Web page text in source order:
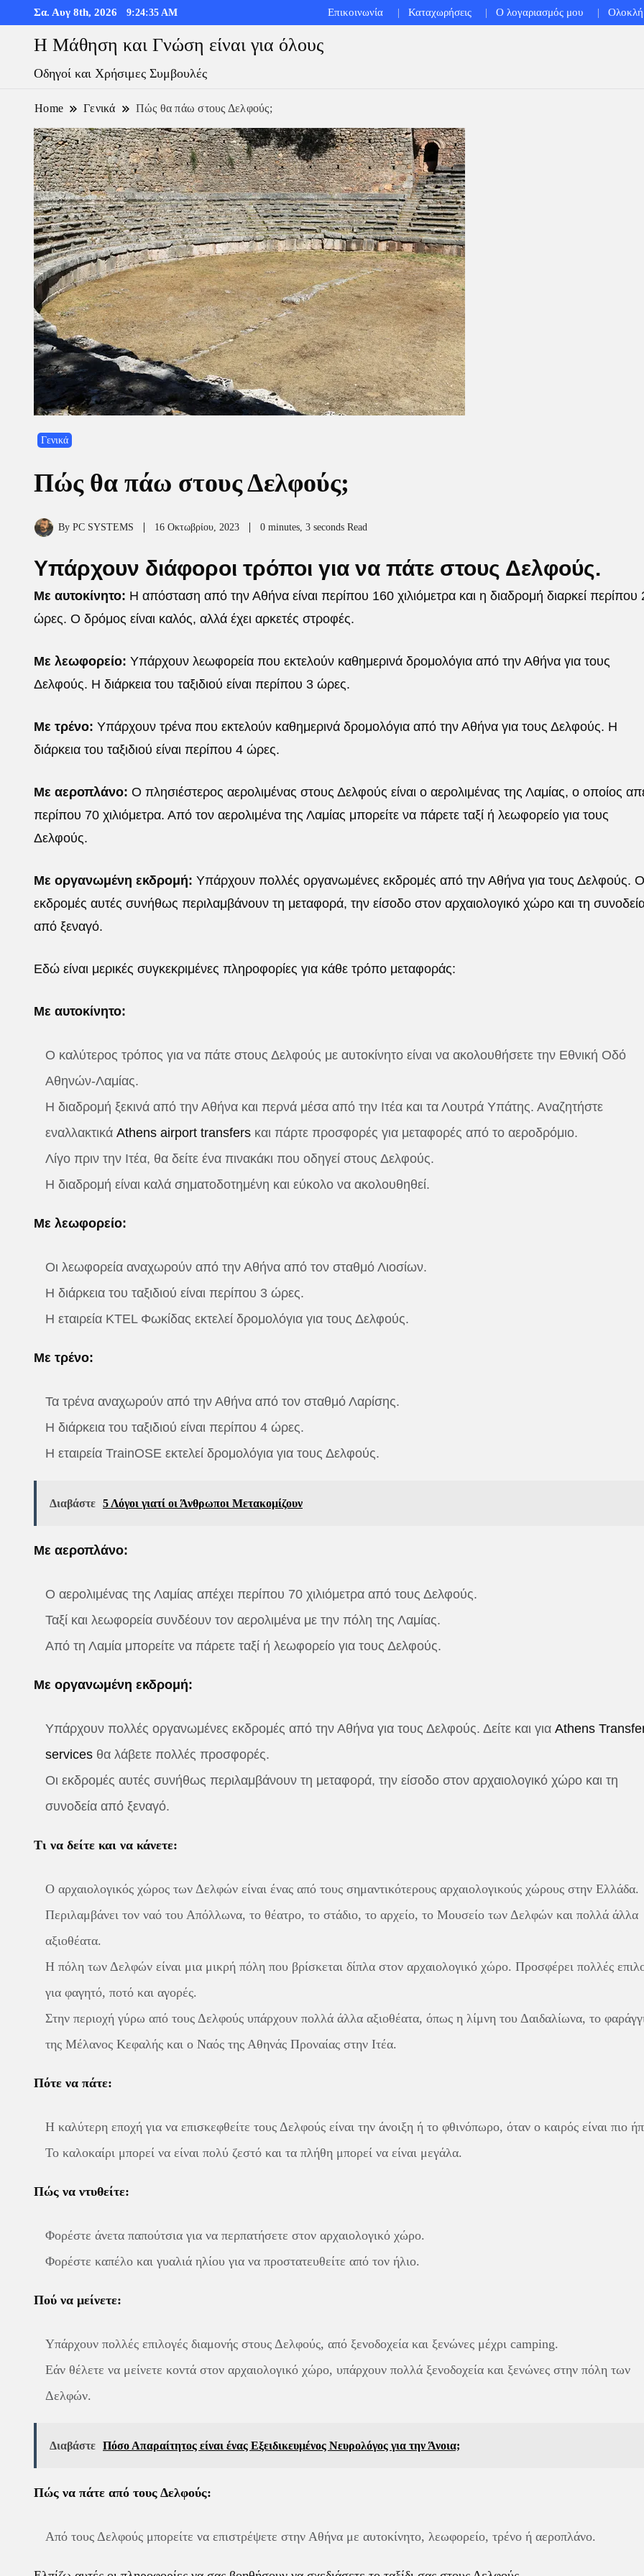
Σα. Αυγ 8th, 2026 9:24:36 AM Επικοινωνία Καταχωρήσεις Ο λογαριασμός μου
Η Μάθηση και Γνώση είναι για όλους
Οδηγοί και Χρήσιμες Συμβουλές
Home Γενικά Πώς θα πάω στους Δελφούς;
Γενικά
Πώς θα πάω στους Δελφούς;
By PC SYSTEMS 16 Οκτωβρίου, 2023 0 minutes, 3 seconds Read
Υπάρχουν διάφοροι τρόποι για να πάτε στους Δελφούς.
Με αυτοκίνητο: Η απόσταση από την Αθήνα είναι περίπου 160 χιλιόμετρα και η διαδρομή διαρκεί περίπου
ώρες. Ο δρόμος είναι καλός, αλλά έχει αρκετές στροφές.
Με λεωφορείο: Υπάρχουν λεωφορεία που εκτελούν καθημερινά δρομολόγια από την Αθήνα για τους
Δελφούς. Η διάρκεια του ταξιδιού είναι περίπου 3 ώρες.
Με τρένο: Υπάρχουν τρένα που εκτελούν καθημερινά δρομολόγια από την Αθήνα για τους Δελφούς. Η
διάρκεια του ταξιδιού είναι περίπου 4 ώρες.
Με αεροπλάνο: Ο πλησιέστερος αερολιμένας στους Δελφούς είναι ο αερολιμένας της Λαμίας, ο οποίος
περίπου 70 χιλιόμετρα. Από τον αερολιμένα της Λαμίας μπορείτε να πάρετε ταξί ή λεωφορείο για τους
Δελφούς.
Με οργανωμένη εκδρομή: Υπάρχουν πολλές οργανωμένες εκδρομές από την Αθήνα για τους Δελφούς.
εκδρομές αυτές συνήθως περιλαμβάνουν τη μεταφορά, την είσοδο στον αρχαιολογικό χώρο και τη
από ξεναγό.
Εδώ είναι μερικές συγκεκριμένες πληροφορίες για κάθε τρόπο μεταφοράς:
Με αυτοκίνητο:
Ο καλύτερος τρόπος για να πάτε στους Δελφούς με αυτοκίνητο είναι να ακολουθήσετε την Εθνική Οδό
Αθηνών-Λαμίας.
Η διαδρομή ξεκινά από την Αθήνα και περνά μέσα από την Ιτέα και τα Λουτρά Υπάτης. Αναζητήστε
εναλλακτικά Athens airport transfers και πάρτε προσφορές για μεταφορές από το αεροδρόμιο.
Λίγο πριν την Ιτέα, θα δείτε ένα πινακάκι που οδηγεί στους Δελφούς.
Η διαδρομή είναι καλά σηματοδοτημένη και εύκολο να ακολουθηθεί.
Με λεωφορείο:
Οι λεωφορεία αναχωρούν από την Αθήνα από τον σταθμό Λιοσίων.
Η διάρκεια του ταξιδιού είναι περίπου 3 ώρες.
Η εταιρεία KTEL Φωκίδας εκτελεί δρομολόγια για τους Δελφούς.
Με τρένο:
Τα τρένα αναχωρούν από την Αθήνα από τον σταθμό Λαρίσης.
Η διάρκεια του ταξιδιού είναι περίπου 4 ώρες.
Η εταιρεία TrainOSE εκτελεί δρομολόγια για τους Δελφούς.
Διαβάστε 5 Λόγοι γιατί οι Άνθρωποι Μετακομίζουν
Με αεροπλάνο:
Ο αερολιμένας της Λαμίας απέχει περίπου 70 χιλιόμετρα από τους Δελφούς.
Ταξί και λεωφορεία συνδέουν τον αερολιμένα με την πόλη της Λαμίας.
Από τη Λαμία μπορείτε να πάρετε ταξί ή λεωφορείο για τους Δελφούς.
Με οργανωμένη εκδρομή:
Υπάρχουν πολλές οργανωμένες εκδρομές από την Αθήνα για τους Δελφούς. Δείτε και για Athens
services θα λάβετε πολλές προσφορές.
Οι εκδρομές αυτές συνήθως περιλαμβάνουν τη μεταφορά, την είσοδο στον αρχαιολογικό χώρο και τη
συνοδεία από ξεναγό.
Τι να δείτε και να κάνετε:
Ο αρχαιολογικός χώρος των Δελφών είναι ένας από τους σημαντικότερους αρχαιολογικούς χώρους στην Ελλάδα.
Περιλαμβάνει τον ναό του Απόλλωνα, το θέατρο, το στάδιο, το αρχείο, το Μουσείο των Δελφών και πολλά άλλα
αξιοθέατα.
Η πόλη των Δελφών είναι μια μικρή πόλη που βρίσκεται δίπλα στον αρχαιολογικό χώρο. Προσφέρει πολλές
για φαγητό, ποτό και αγορές.
Στην περιοχή γύρω από τους Δελφούς υπάρχουν πολλά άλλα αξιοθέατα, όπως η λίμνη του Δαιδαλίωνα, το
της Μέλανος Κεφαλής και ο Ναός της Αθηνάς Προναίας στην Ιτέα.
Πότε να πάτε:
Η καλύτερη εποχή για να επισκεφθείτε τους Δελφούς είναι την άνοιξη ή το φθινόπωρο, όταν ο καιρός είναι πιο
Το καλοκαίρι μπορεί να είναι πολύ ζεστό και τα πλήθη μπορεί να είναι μεγάλα.
Πώς να ντυθείτε:
Φορέστε άνετα παπούτσια για να περπατήσετε στον αρχαιολογικό χώρο.
Φορέστε καπέλο και γυαλιά ηλίου για να προστατευθείτε από τον ήλιο.
Πού να μείνετε:
Υπάρχουν πολλές επιλογές διαμονής στους Δελφούς, από ξενοδοχεία και ξενώνες μέχρι camping.
Εάν θέλετε να μείνετε κοντά στον αρχαιολογικό χώρο, υπάρχουν πολλά ξενοδοχεία και ξενώνες στην πόλη των
Δελφών.
Διαβάστε Πόσο Απαραίτητος είναι ένας Εξειδικευμένος Νευρολόγος για την Άνοια;
Πώς να πάτε από τους Δελφούς:
Από τους Δελφούς μπορείτε να επιστρέψετε στην Αθήνα με αυτοκίνητο, λεωφορείο, τρένο ή αεροπλάνο.